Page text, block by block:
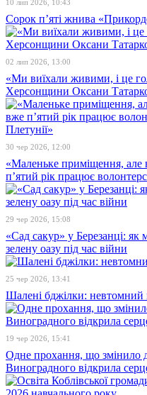
10 лип 2026, 10:43
Сорок п’яті жнива
02 лип 2026, 13:00
«Ми виїхали живими, і це
Херсонщини Оксани
30 чер 2026, 12:00
«Маленьке приміщення, але
п’ятий рік працює
29 чер 2026, 15:08
«Сад сакур» у Березанці:
зелену оазу під час війни
25 чер 2026, 13:41
Шалені бджілки: невтомний
19 чер 2026, 15:41
Одне прохання, що змінило
Виноградного відкрила